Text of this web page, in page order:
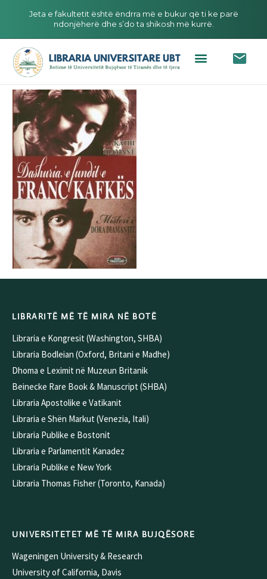
Jeta e fakultetit është ëndrra më e bukur që ti ke parë
ndonjëherë dhe s’do ta shikosh më kurrë.
LIBRARITË MË TË MIRA NË BOTË
Libraria e Kongresit (Washington, SHBA)
Libraria Bodleian (Oxford, Britani e Madhe)
Dhoma e Leximit në Muzeun Britanik
Beinecke Rare Book & Manuscript (SHBA)
Libraria Apostolike e Vatikanit
Libraria e Shën Markut (Venezia, Itali)
Libraria Publike e Bostonit
Libraria e Parlamentit Kanadez
Libraria Publike e New York
Libraria Thomas Fisher (Toronto, Kanada)
UNIVERSITETET MË TË MIRA BUJQËSORE
Wageningen University & Research
University of California, Davis